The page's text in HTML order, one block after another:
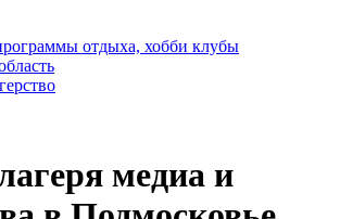
отдыха, хобби клубы
медиа и